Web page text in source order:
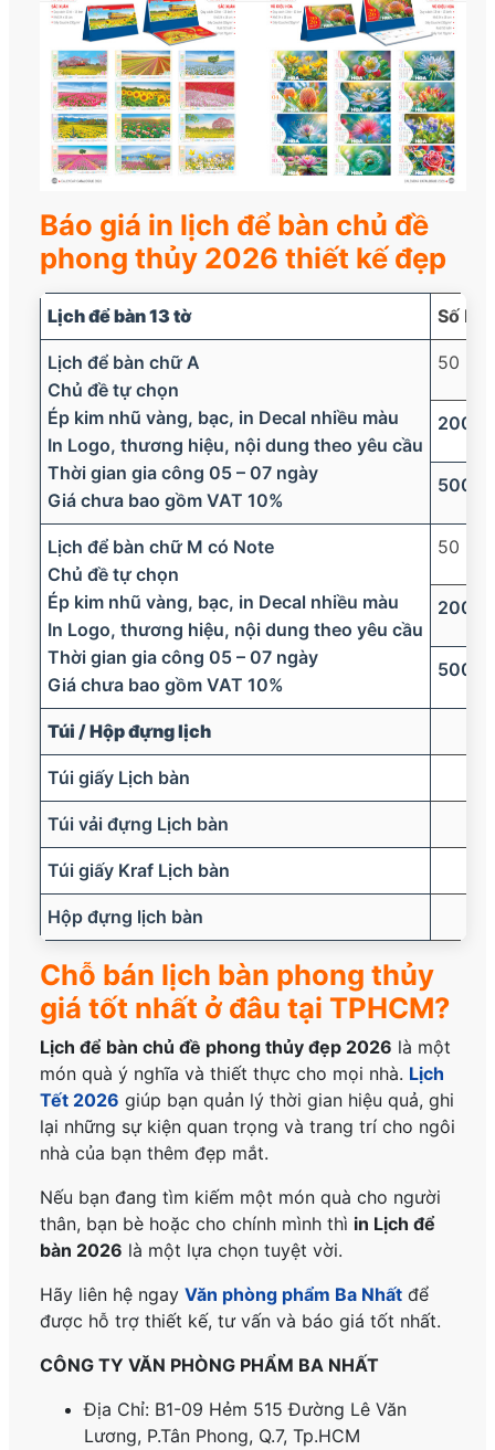
Báo giá in lịch để bàn chủ đề
phong thủy 2026 thiết kế đẹp
Lịch để bàn 13 tờ Số
Lịch để bàn chữ A
Chủ đề tự chọn
Ép kim nhũ vàng, bạc, in Decal nhiều màu
In Logo, thương hiệu, nội dung theo yêu cầu
Thời gian gia công 05 – 07 ngày
Giá chưa bao gồm VAT 10%
50
200
500
Lịch để bàn chữ M có Note
Chủ đề tự chọn
Ép kim nhũ vàng, bạc, in Decal nhiều màu
In Logo, thương hiệu, nội dung theo yêu cầu
Thời gian gia công 05 – 07 ngày
Giá chưa bao gồm VAT 10%
50
200
500
Túi / Hộp đựng lịch
Túi giấy Lịch bàn
Túi vải đựng Lịch bàn
Túi giấy Kraf Lịch bàn
Hộp đựng lịch bàn
Chỗ bán lịch bàn phong thủy
giá tốt nhất ở đâu tại TPHCM?
Lịch để bàn chủ đề phong thủy đẹp 2026 là một
món quà ý nghĩa và thiết thực cho mọi nhà. Lịch
Tết 2026 giúp bạn quản lý thời gian hiệu quả, ghi
lại những sự kiện quan trọng và trang trí cho ngôi
nhà của bạn thêm đẹp mắt.
Nếu bạn đang tìm kiếm một món quà cho người
thân, bạn bè hoặc cho chính mình thì in Lịch để
bàn 2026 là một lựa chọn tuyệt vời.
Hãy liên hệ ngayVăn phòng phẩm Ba Nhất để
được hỗ trợ thiết kế, tư vấn và báo giá tốt nhất.
CÔNG TY VĂN PHÒNG PHẨM BA NHẤT
Địa Chỉ: B1-09 Hẻm 515 Đường Lê Văn
Lương, P.Tân Phong, Q.7, Tp.HCM